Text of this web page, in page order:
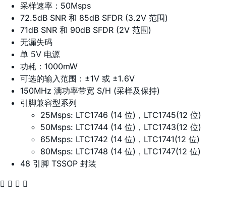
采样速率：50Msps
72.5dB SNR 和 85dB SFDR (3.2V 范围)
71dB SNR 和 90dB SFDR (2V 范围)
无漏失码
单 5V 电源
功耗：1000mW
可选的输入范围：±1V 或 ±1.6V
150MHz 满功率带宽 S/H (采样及保持)
引脚兼容型系列
25Msps: LTC1746 (14 位)，LTC1745(12 位)
50Msps: LTC1744 (14 位)，LTC1743(12 位)
65Msps: LTC1742 (14 位)，LTC1741(12 位)
80Msps: LTC1748 (14 位)，LTC1747(12 位)
48 引脚 TSSOP 封装
   